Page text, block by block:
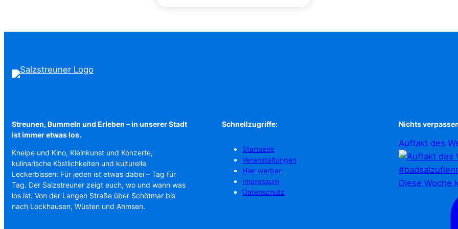
Streunen, Bummeln und Erleben – in unserer Stadt
ist immer etwas los.
Kneipe und Kino, Kleinkunst und Konzerte,
kulinarische Köstlichkeiten und kulturelle
Leckerbissen: Für jeden ist etwas dabei – Tag für
Tag. Der Salzstreuner zeigt euch, wo und wann was
los ist. Von der Langen Straße über Schötmar bis
nach Lockhausen, Wüsten und Ahmsen.
Schnellzugriffe:
Startseite
Veranstaltungen
Hier werben
Impressum
Datenschutz
Nichts
Auftakt des
Diese Woche